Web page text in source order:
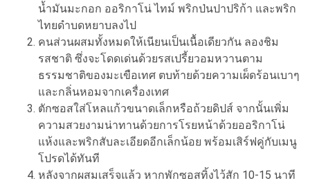
น้ำมันมะกอก ออริกาโน่ ไทม์ พริกป่นปาปริก้า และพริก
ไทยดำบดหยาบลงไป
คนส่วนผสมทั้งหมดให้เนียนเป็นเนื้อเดียวกัน ลองชิม
รสชาติ ซึ่งจะโดดเด่นด้วยรสเปรี้ยวอมหวานตาม
ธรรมชาติของมะเขือเทศ ตบท้ายด้วยความเผ็ดร้อนเบาๆ
และกลิ่นหอมจากเครื่องเทศ
ตักซอสใส่โหลแก้วขนาดเล็กหรือถ้วยดิปส์ จากนั้นเพิ่ม
ความสวยงามน่าทานด้วยการโรยหน้าด้วยออริกาโน่
แห้งและพริกสับละเอียดอีกเล็กน้อย พร้อมเสิร์ฟคู่กับเมนู
โปรดได้ทันที
หลังจากผสมเสร็จแล้ว หากพักซอสทิ้งไว้สัก 10-15 นาที